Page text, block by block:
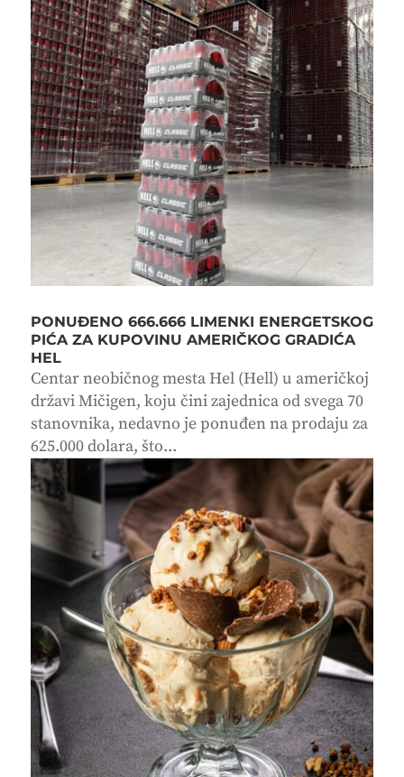
PONUĐENO 666.666 LIMENKI ENERGETSKOG
PIĆA ZA KUPOVINU AMERIČKOG GRADIĆA
HEL
Centar neobičnog mesta Hel (Hell) u američkoj
državi Mičigen, koju čini zajednica od svega 70
stanovnika, nedavno je ponuđen na prodaju za
625.000 dolara, što...